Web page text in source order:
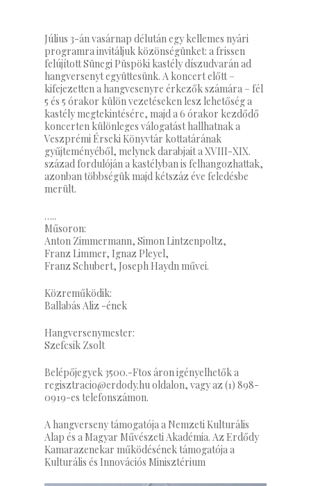
Július 3-án vasárnap délután egy kellemes nyári
programra invitáljuk közönségünket: a frissen
felújított Sünegi Püspöki kastély díszudvarán ad
hangversenyt együttesünk. A koncert előtt –
kifejezetten a hangvesenyre érkezők számára – fél
5 és 5 órakor külön vezetéseken lesz lehetőség a
kastély megtekintésére, majd a 6 órakor kezdődő
koncerten különleges válogatást hallhatnak a
Veszprémi Érseki Könyvtár kottatárának
gyűjteményéből, melynek darabjait a XVIII-XIX.
század fordulóján a kastélyban is felhangozhattak,
azonban többségük majd kétszáz éve feledésbe
merült.
…..
Műsoron:
Anton Zimmermann, Simon Lintzenpoltz,
Franz Limmer, Ignaz Pleyel,
Franz Schubert, Joseph Haydn művei.
Közreműködik:
Ballabás Aliz -ének
Hangversenymester:
Szefcsik Zsolt
Belépőjegyek 3500.-Ftos áron igényelhetők a
regisztracio@erdody.hu oldalon, vagy az (1) 898-
0919-es telefonszámon.
A hangverseny támogatója a Nemzeti Kulturális
Alap és a Magyar Művészeti Akadémia. Az Erdődy
Kamarazenekar működésének támogatója a
Kulturális és Innovációs Minisztérium